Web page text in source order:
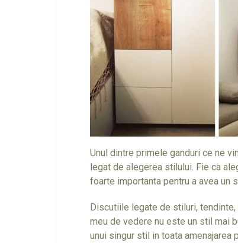
Unul dintre primele ganduri ce ne
legat de alegerea stilului. Fie ca
foarte importanta pentru a avea un
Discutiile legate de stiluri,
meu de vedere nu este un stil mai
unui singur stil in toata amenajarea